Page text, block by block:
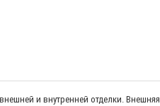
и внутренней отделки. Внешняя